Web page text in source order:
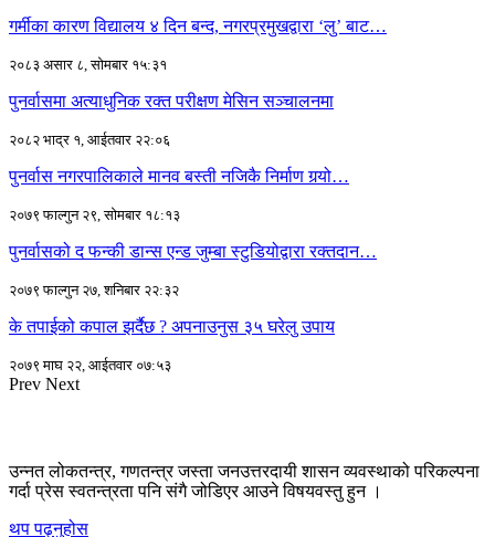
गर्मीका कारण विद्यालय ४ दिन बन्द, नगरप्रमुखद्वारा ‘लु’ बाट…
२०८३ असार ८, सोमबार १५:३१
पुनर्वासमा अत्याधुनिक रक्त परीक्षण मेसिन सञ्चालनमा
२०८२ भाद्र १, आईतवार २२:०६
पुनर्वास नगरपालिकाले मानव बस्ती नजिकै निर्माण गर्‍यो…
२०७९ फाल्गुन २९, सोमबार १८:१३
पुनर्वासको द फन्की डान्स एन्ड जुम्बा स्टुडियोद्वारा रक्तदान…
२०७९ फाल्गुन २७, शनिबार २२:३२
के तपाईको कपाल झर्दैछ ? अपनाउनुस ३५ घरेलु उपाय
२०७९ माघ २२, आईतवार ०७:५३
Prev Next
उन्नत लोकतन्त्र, गणतन्त्र जस्ता जनउत्तरदायी शासन व्यवस्थाको परिकल्पना
गर्दा प्रेस स्वतन्त्रता पनि संगै जोडिएर आउने विषयवस्तु हुन ।
थप पढ्नुहोस